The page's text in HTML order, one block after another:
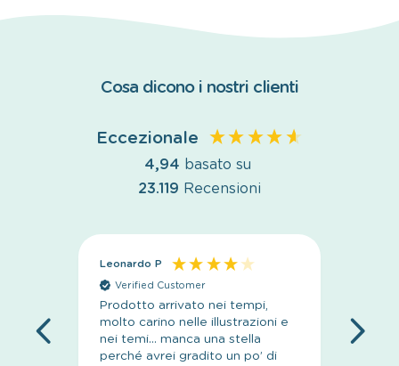
Cosa dicono i nostri clienti
Eccezionale
4,94 basato su
23.119 Recensioni
Leonardo P
Verified Customer
Prodotto arrivato nei tempi,
molto carino nelle illustrazioni e
nei temi… manca una stella
perché avrei gradito un po’ di